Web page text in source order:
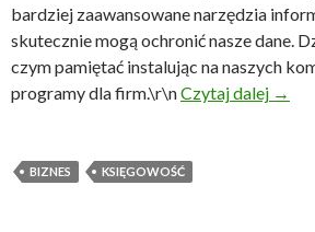
bardziej zaawansowane narzędzia
skutecznie mogą ochronić nasze dane.
czym pamiętać instalując na naszych
programy dla firm.\r\nCzytaj dalej →
BIZNES KSIĘGOWOŚĆ